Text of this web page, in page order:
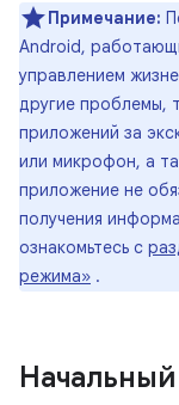
Примечание:
Android,
управлением
другие проблемы,
приложений за
или микрофон, а
приложение не
получения
ознакомьтесь с
режима» .